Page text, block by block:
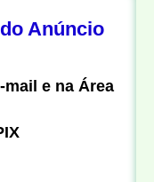
Anúncio
e na Área